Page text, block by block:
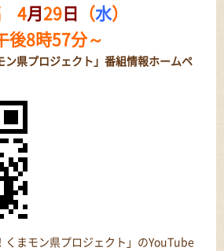
4月29日 （水）
後8時57分～
ン県プロジェクト」番組情報ホームペ
くまモン県プロジェクト」のYouTube